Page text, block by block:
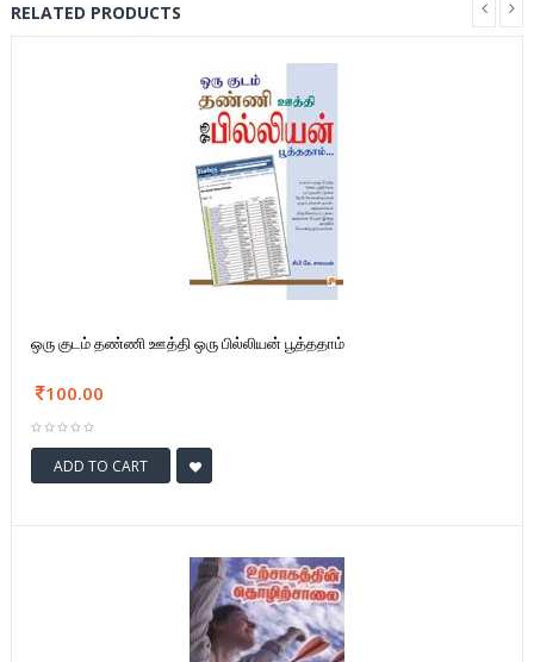
RELATED PRODUCTS
ஒரு குடம் தண்ணி ஊத்தி ஒரு பில்லியன் பூத்ததாம்
100.00
ADD TO CART